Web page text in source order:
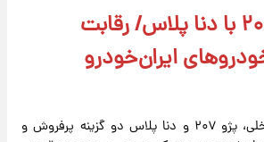
مقایسه پژو ۲۰۷ با دنا پلاس/ رقابت
ایران‌خودرو
در بازار خودروهای داخلی، پژو ۲۰۷ و دنا پلاس دو گزینه پرفروش و